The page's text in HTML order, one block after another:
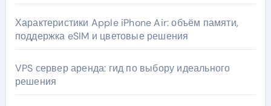
Характеристики Apple iPhone Air: объём памяти,
поддержка eSIM и цветовые решения
VPS сервер аренда: гид по выбору идеального
решения